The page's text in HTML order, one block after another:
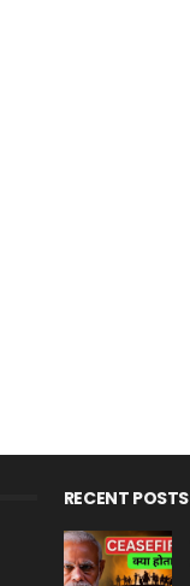
RECENT POSTS